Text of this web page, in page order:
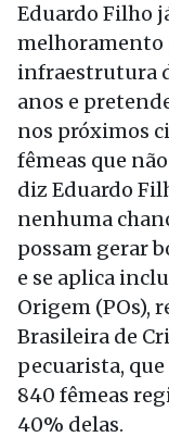
Eduardo Filho
melhoramento
infraestrutura
anos e
nos próximos
fêmeas que
diz Eduardo
nenhuma
possam gerar
e se aplica
Origem (POs),
Brasileira de
pecuarista,
840 fêmeas
40% delas.